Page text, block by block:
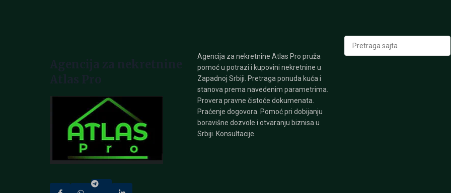
Agencija za nekretnine Atlas Pro pruža
pomoć u potrazi i kupovini nekretnine u
Zapadnoj Srbiji. Pretraga ponuda kuća i
stanova prema navedenim parametrima.
Provera pravne čistoće dokumenata.
Praćenje dogovora. Pomoć pri dobijanju
boravišne dozvole i otvaranju biznisa u
Srbiji. Konsultacije.
Претрага